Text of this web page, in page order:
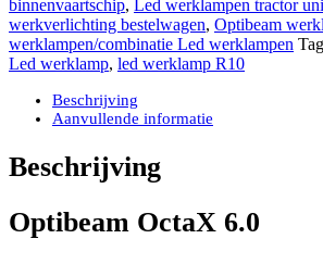
(Class
3)
6.600
lumen
aantal
binnenvaartschip, Led werklampen tractor
werkverlichting bestelwagen, Optibeam
werklampen/combinatie Led werklampen
Led werklamp, led werklamp R10
Beschrijving
Aanvullende informatie
Beschrijving
Optibeam OctaX 6.0